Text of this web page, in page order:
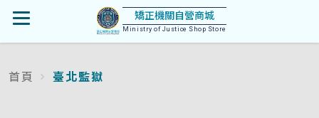
開
啟
矯正機關自營商城
Ministry of Justice Shop Store
首
頁
:::
首頁 臺北監獄